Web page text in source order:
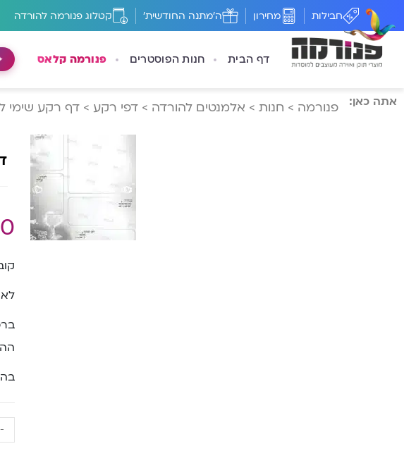
חבילות מחירון ה'מתנה החודשית' קטלוג פנורמה להורדה
דף הבית חנות הפוסטרים פנורמה קלאס
אתה כאן: פנורמה > חנות > אלמנטים להורדה > דפי רקע > דף רקע שימי
-